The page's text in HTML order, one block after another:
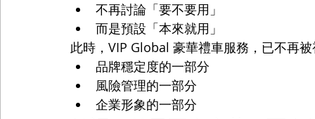
不再討論「要不要用」
而是預設「本來就用」
此時，VIP Global 豪華禮車服務，已不再
品牌穩定度的一部分
風險管理的一部分
企業形象的一部分